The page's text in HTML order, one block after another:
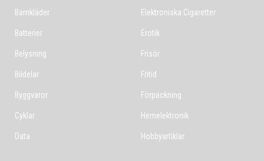
Barnkläder
Batterier
Belysning
Bildelar
Byggvaror
Cyklar
Data
Elektroniska Cigaretter
Erotik
Frisör
Fritid
Förpackning
Hemelektronik
Hobbyartiklar